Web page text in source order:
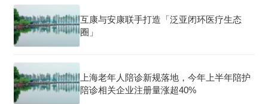
互康与安康联手打造「泛亚闭环医疗生态
圈」
上海老年人陪诊新规落地，今年上半年陪护
陪诊相关企业注册量涨超40%